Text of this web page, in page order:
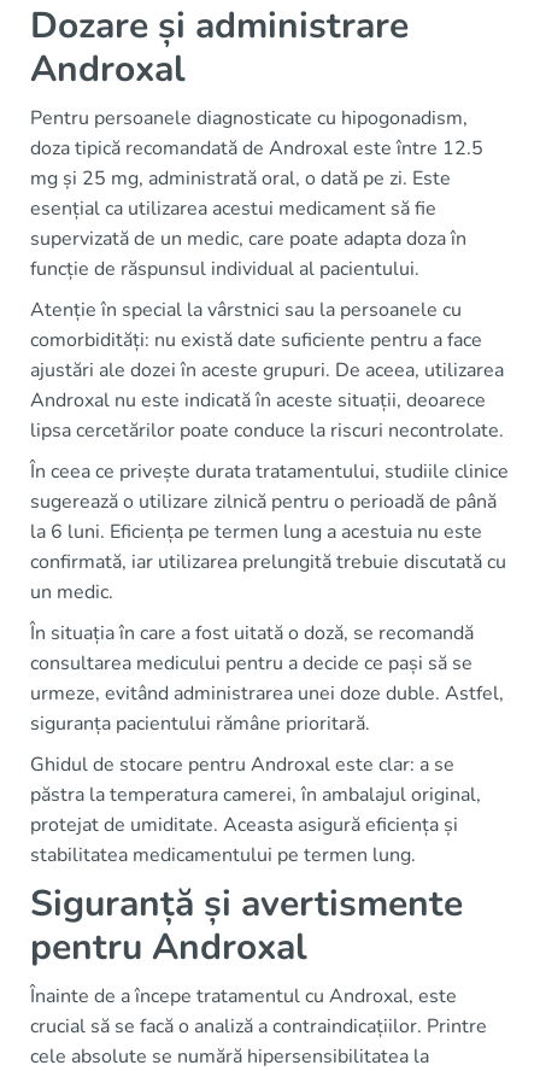
Dozare și administrare
Androxal
Pentru persoanele diagnosticate cu hipogonadism,
doza tipică recomandată de Androxal este între 12.5
mg și 25 mg, administrată oral, o dată pe zi. Este
esențial ca utilizarea acestui medicament să fie
supervizată de un medic, care poate adapta doza în
funcție de răspunsul individual al pacientului.
Atenție în special la vârstnici sau la persoanele cu
comorbidități: nu există date suficiente pentru a face
ajustări ale dozei în aceste grupuri. De aceea, utilizarea
Androxal nu este indicată în aceste situații, deoarece
lipsa cercetărilor poate conduce la riscuri necontrolate.
În ceea ce privește durata tratamentului, studiile clinice
sugerează o utilizare zilnică pentru o perioadă de până
la 6 luni. Eficiența pe termen lung a acestuia nu este
confirmată, iar utilizarea prelungită trebuie discutată cu
un medic.
În situația în care a fost uitată o doză, se recomandă
consultarea medicului pentru a decide ce pași să se
urmeze, evitând administrarea unei doze duble. Astfel,
siguranța pacientului rămâne prioritară.
Ghidul de stocare pentru Androxal este clar: a se
păstra la temperatura camerei, în ambalajul original,
protejat de umiditate. Aceasta asigură eficiența și
stabilitatea medicamentului pe termen lung.
Siguranță și avertismente
pentru Androxal
Înainte de a începe tratamentul cu Androxal, este
crucial să se facă o analiză a contraindicațiilor. Printre
cele absolute se numără hipersensibilitatea la